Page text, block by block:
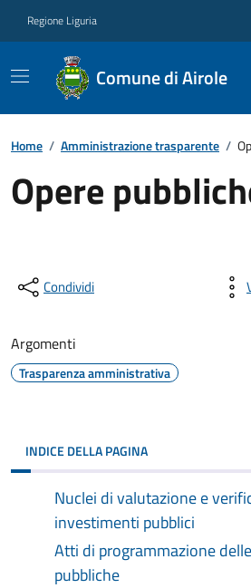
Regione Liguria
Comune di Airole
Home / Amministrazione trasparente /
Opere
Condividi
Argomenti
Trasparenza amministrativa
INDICE DELLA PAGINA
Nuclei di valutazione e
investimenti pubblici
Atti di programmazione
pubbliche